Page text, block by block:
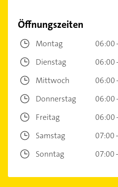
Öffnungszeiten
Montag
06:00
Dienstag
06:00
Mittwoch
06:00
Donnerstag
06:00
Freitag
06:00
Samstag
07:00
Sonntag
07:00